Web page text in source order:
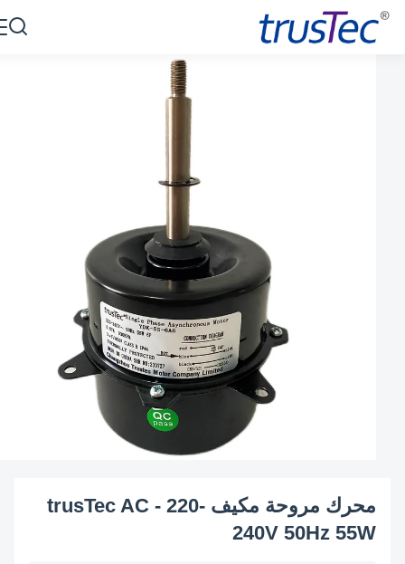
محرك مروحة مكيف trusTec AC - 220-
240V 50Hz 55W